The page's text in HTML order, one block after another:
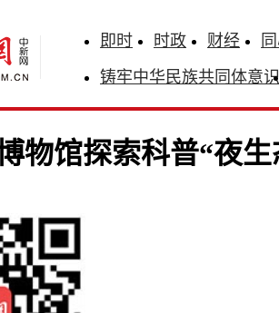
即时 时政 财经
铸牢中华民族共同体意识
物馆探索科普“夜生